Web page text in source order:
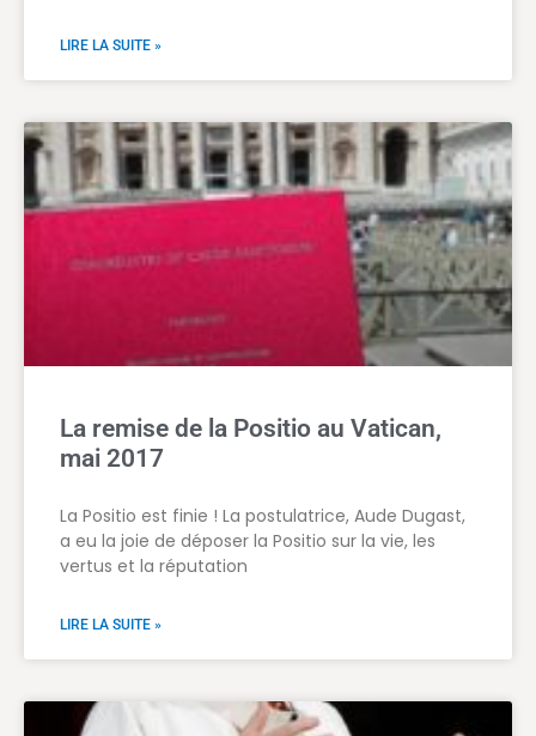
LIRE LA SUITE »
La remise de la Positio au Vatican,
mai 2017
La Positio est finie ! La postulatrice, Aude Dugast,
a eu la joie de déposer la Positio sur la vie, les
vertus et la réputation
LIRE LA SUITE »